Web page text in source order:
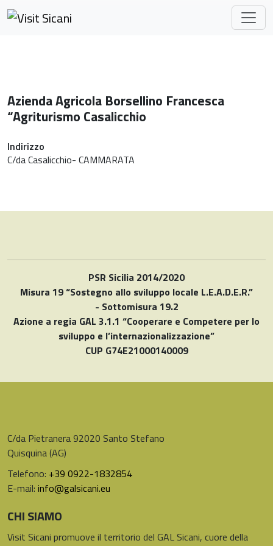
Azienda Agricola Borsellino Francesca
“Agriturismo Casalicchio
Indirizzo
C/da Casalicchio- CAMMARATA
PSR Sicilia 2014/2020
Misura 19 “Sostegno allo sviluppo locale L.E.A.D.E.R.”
- Sottomisura 19.2
Azione a regia GAL 3.1.1 “Cooperare e Competere per lo
sviluppo e l’internazionalizzazione”
CUP G74E21000140009
C/da Pietranera 92020 Santo Stefano
Quisquina (AG)
Telefono: +39 0922-1832854
E-mail: info@galsicani.eu
CHI SIAMO
Visit Sicani promuove il territorio del GAL Sicani, cuore della